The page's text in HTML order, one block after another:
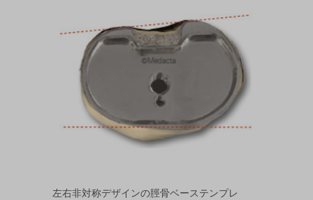
左右非対称デザインの脛骨ベーステンプレ